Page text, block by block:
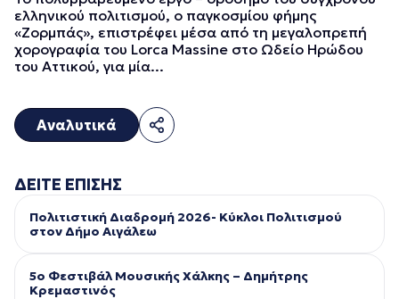
ελληνικού πολιτισμού, ο παγκοσμίου φήμης
«Ζορμπάς», επιστρέφει μέσα από τη μεγαλοπρεπή
χορογραφία του Lorca Massine στο Ωδείο Ηρώδου
του Αττικού, για μία...
Αναλυτικά
ΔΕΙΤΕ ΕΠΙΣΗΣ
Πολιτιστική Διαδρομή 2026- Κύκλοι Πολιτισμού
στον Δήμο Αιγάλεω
5ο Φεστιβάλ Μουσικής Χάλκης – Δημήτρης
Κρεμαστινός